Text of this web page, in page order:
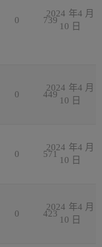
0 739
2024 年4 月
10 日
0 449
2024 年4 月
10 日
0 571
2024 年4 月
10 日
0 423
2024 年4 月
10 日